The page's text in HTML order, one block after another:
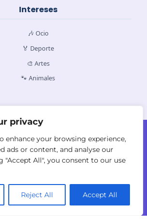
privacy
enhance your browsing experience,
ads or content, and analyse our
"Accept All", you consent to our use
Reject All Accept All
Intereses
🎶 Ocio
🏅 Deporte
🎨 Artes
🐾 Animales
de Privacidad
Términos y
Condiciones